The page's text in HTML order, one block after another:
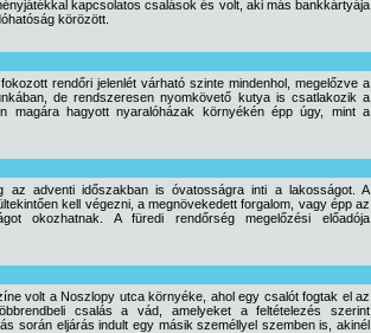
kapcsolatos csalások és volt, aki más bankkártyája
körözött.
rendőri jelenlét várható szinte mindenhol, megelőzve a
de rendszeresen nyomkövető kutya is csatlakozik a
magára hagyott nyaralóházak környékén épp úgy, mint a
az adventi időszakban is óvatosságra inti a lakosságot. A
kell végezni, a megnövekedett forgalom, vagy épp az
okozhatnak. A füredi rendőrség megelőzési előadója
volt a Noszlopy utca környéke, ahol egy csalót fogtak el az
csalás a vád, amelyeket a feltételezés szerint
során eljárás indult egy másik személlyel szemben is, akinél